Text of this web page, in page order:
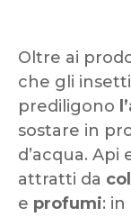
Oltre ai
che gli
prediligono
sostare in
d’acqua. Api
attratti da
e profumi: